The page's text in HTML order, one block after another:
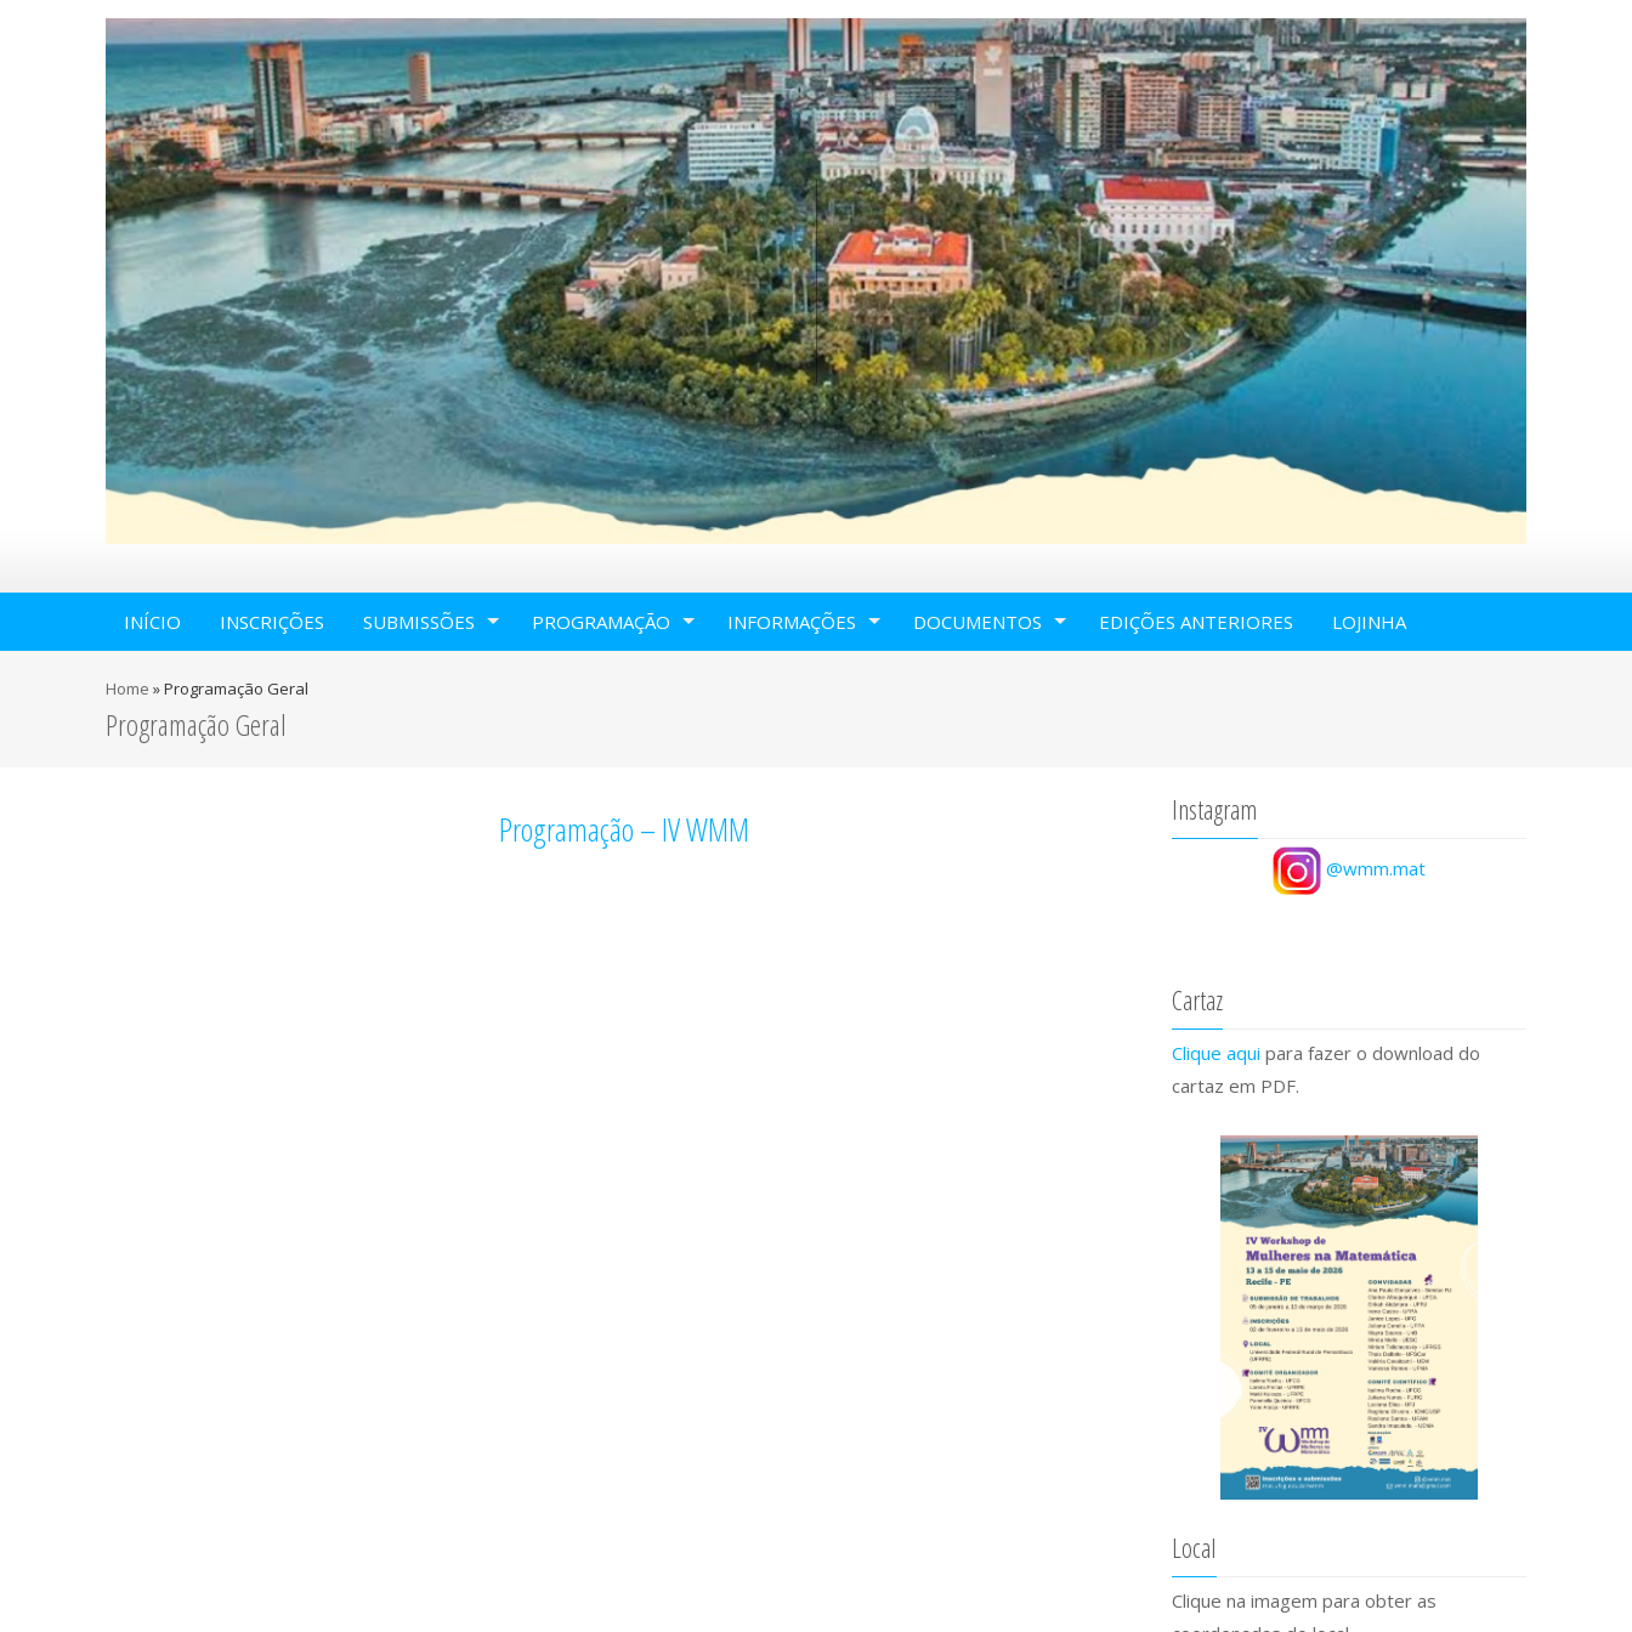
INÍCIO INSCRIÇÕES SUBMISSÕES PROGRAMAÇÃO INFORMAÇÕES DOCUMENTOS EDIÇÕES ANTERIORES LOJINHA
Home »Programação Geral
Programação Geral
Programação – IV WMM Instagram
@wmm.mat
Cartaz
Clique aqui para fazer o download do
cartaz em PDF.
Local
Clique na imagem para obter as